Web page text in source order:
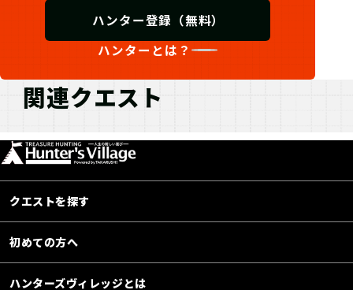
ハンター登録（無料）
ハンターとは？
関連クエスト
クエストを探す
初めての方へ
ハンターズヴィレッジとは